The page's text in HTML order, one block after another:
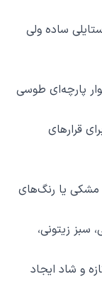
ساده ولی
پارچه‌ای طوسی
قرارهای
مشکی یا رنگ‌های
زیتونی،
و شاد ایجاد